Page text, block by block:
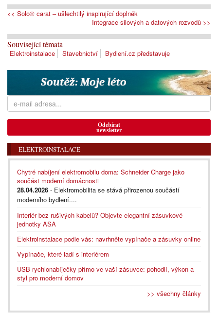
<< Solo® carat – ušlechtilý inspirující doplněk
Integrace silových a datových rozvodů >>
Související témata
Elektroinstalace Stavebnictví Bydlení.cz představuje
Odebírat
newsletter
ELEKTROINSTALACE
Chytré nabíjení elektromobilu doma: Schneider Charge jako
součást moderní domácnosti
28.04.2026 - Elektromobilita se stává přirozenou součástí
moderního bydlení....
Interiér bez rušivých kabelů? Objevte elegantní zásuvkové
jednotky ASA
Elektroinstalace podle vás: navrhněte vypínače a zásuvky online
Vypínače, které ladí s interiérem
USB rychlonabíječky přímo ve vaší zásuvce: pohodlí, výkon a
styl pro moderní domov
>> všechny články